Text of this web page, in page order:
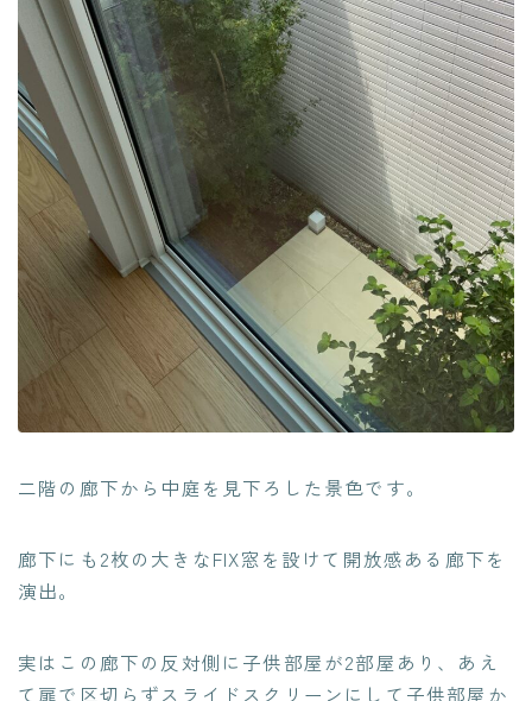
二階の廊下から中庭を見下ろした景色です。
廊下にも2枚の大きなFIX窓を設けて開放感ある廊下を
演出。
実はこの廊下の反対側に子供部屋が2部屋あり、あえ
て扉で区切らずスライドスクリーンにして子供部屋か